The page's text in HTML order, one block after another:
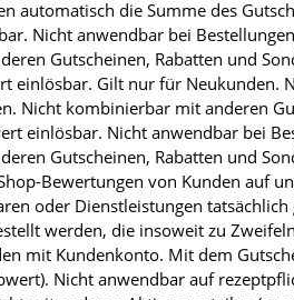
automatisch die Summe des
Nicht anwendbar bei
Gutscheinen, Rabatten und
einlösbar. Gilt nur für Neukunden.
Nicht kombinierbar mit anderen
einlösbar. Nicht anwendbar bei
Gutscheinen, Rabatten und
Bewertungen von Kunden auf
oder Dienstleistungen
werden, die insoweit zu
mit Kundenkonto. Mit dem
Nicht anwendbar auf